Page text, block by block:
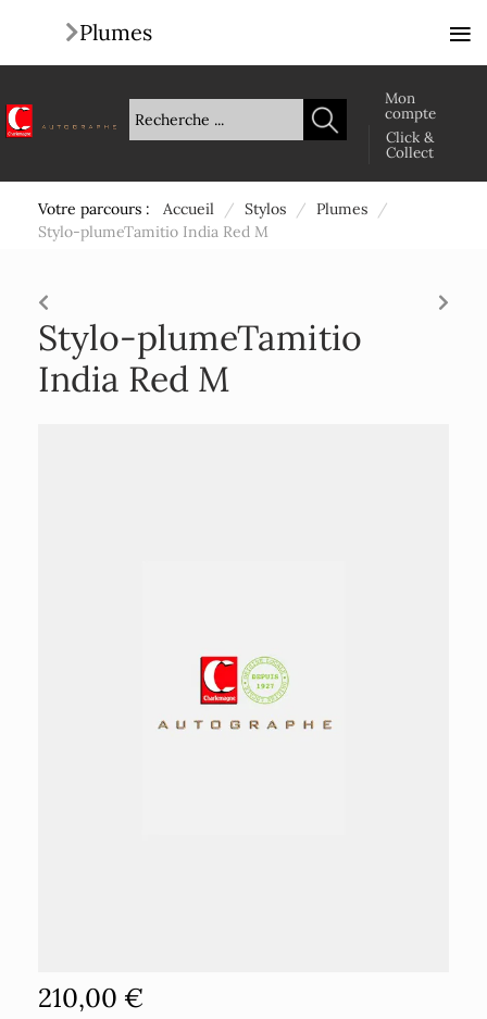
Mon
compte
Click &
Collect
Votre parcours : Accueil / Stylos / Plumes
/
Stylo-plumeTamitio India Red M
Stylo-plumeTamitio
India Red M
210,00 €
Plumes ≡